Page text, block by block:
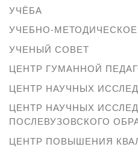
УЧЁБА
УЧЕБНО-
УЧЕНЫЙ СОВЕТ
ЦЕНТР ГУМАННОЙ
ЦЕНТР НАУЧНЫХ
ЦЕНТР НАУЧНЫХ
ПОСЛЕВУЗОВСКОГО
ЦЕНТР ПОВЫШЕНИЯ